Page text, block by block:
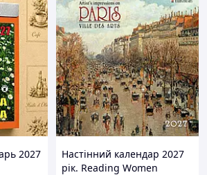
2027
Настінний календар 2027
рік. Reading Women